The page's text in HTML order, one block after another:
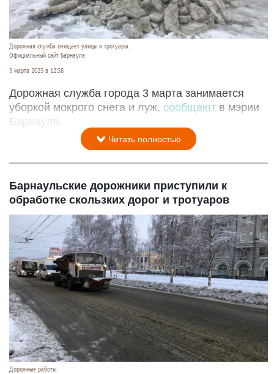
Дорожная служба очищает улицы и тротуары.
Официальный сайт Барнаула
3 марта 2023 в 12:38
Дорожная служба города 3 марта занимается
уборкой мокрого снега и луж, сообщают в мэрии
Барнаула.
Читать полностью
Барнаульские дорожники приступили к
обработке скользких дорог и тротуаров
Дорожные работы.